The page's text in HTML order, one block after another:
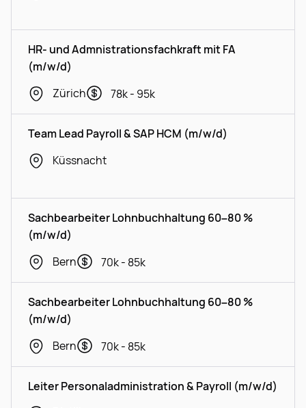
HR- und Admnistrationsfachkraft mit FA
(m/w/d)
Zürich
78k - 95k
Team Lead Payroll & SAP HCM (m/w/d)
Küssnacht
Sachbearbeiter Lohnbuchhaltung 60–80 %
(m/w/d)
Bern
70k - 85k
Sachbearbeiter Lohnbuchhaltung 60–80 %
(m/w/d)
Bern
70k - 85k
Leiter Personaladministration & Payroll (m/w/d)